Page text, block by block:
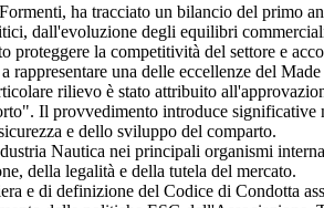
ha tracciato un bilancio del primo
dall'evoluzione degli equilibri
la competitività del settore e
una delle eccellenze del
rilievo è stato attribuito
Il provvedimento introduce
e dello sviluppo del comparto.
Nautica nei principali organismi
della legalità e della tutela del mercato.
e di definizione del Codice di Condotta